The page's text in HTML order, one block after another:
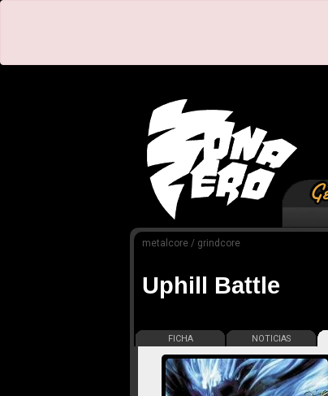
metalcore / grindcore
Uphill Battle
FICHA NOTICIAS